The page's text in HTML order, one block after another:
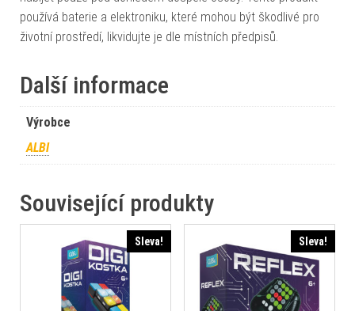
používá baterie a elektroniku, které mohou být škodlivé pro
životní prostředí, likvidujte je dle místních předpisů.
Další informace
Výrobce
ALBI
Související produkty
Sleva! Sleva!